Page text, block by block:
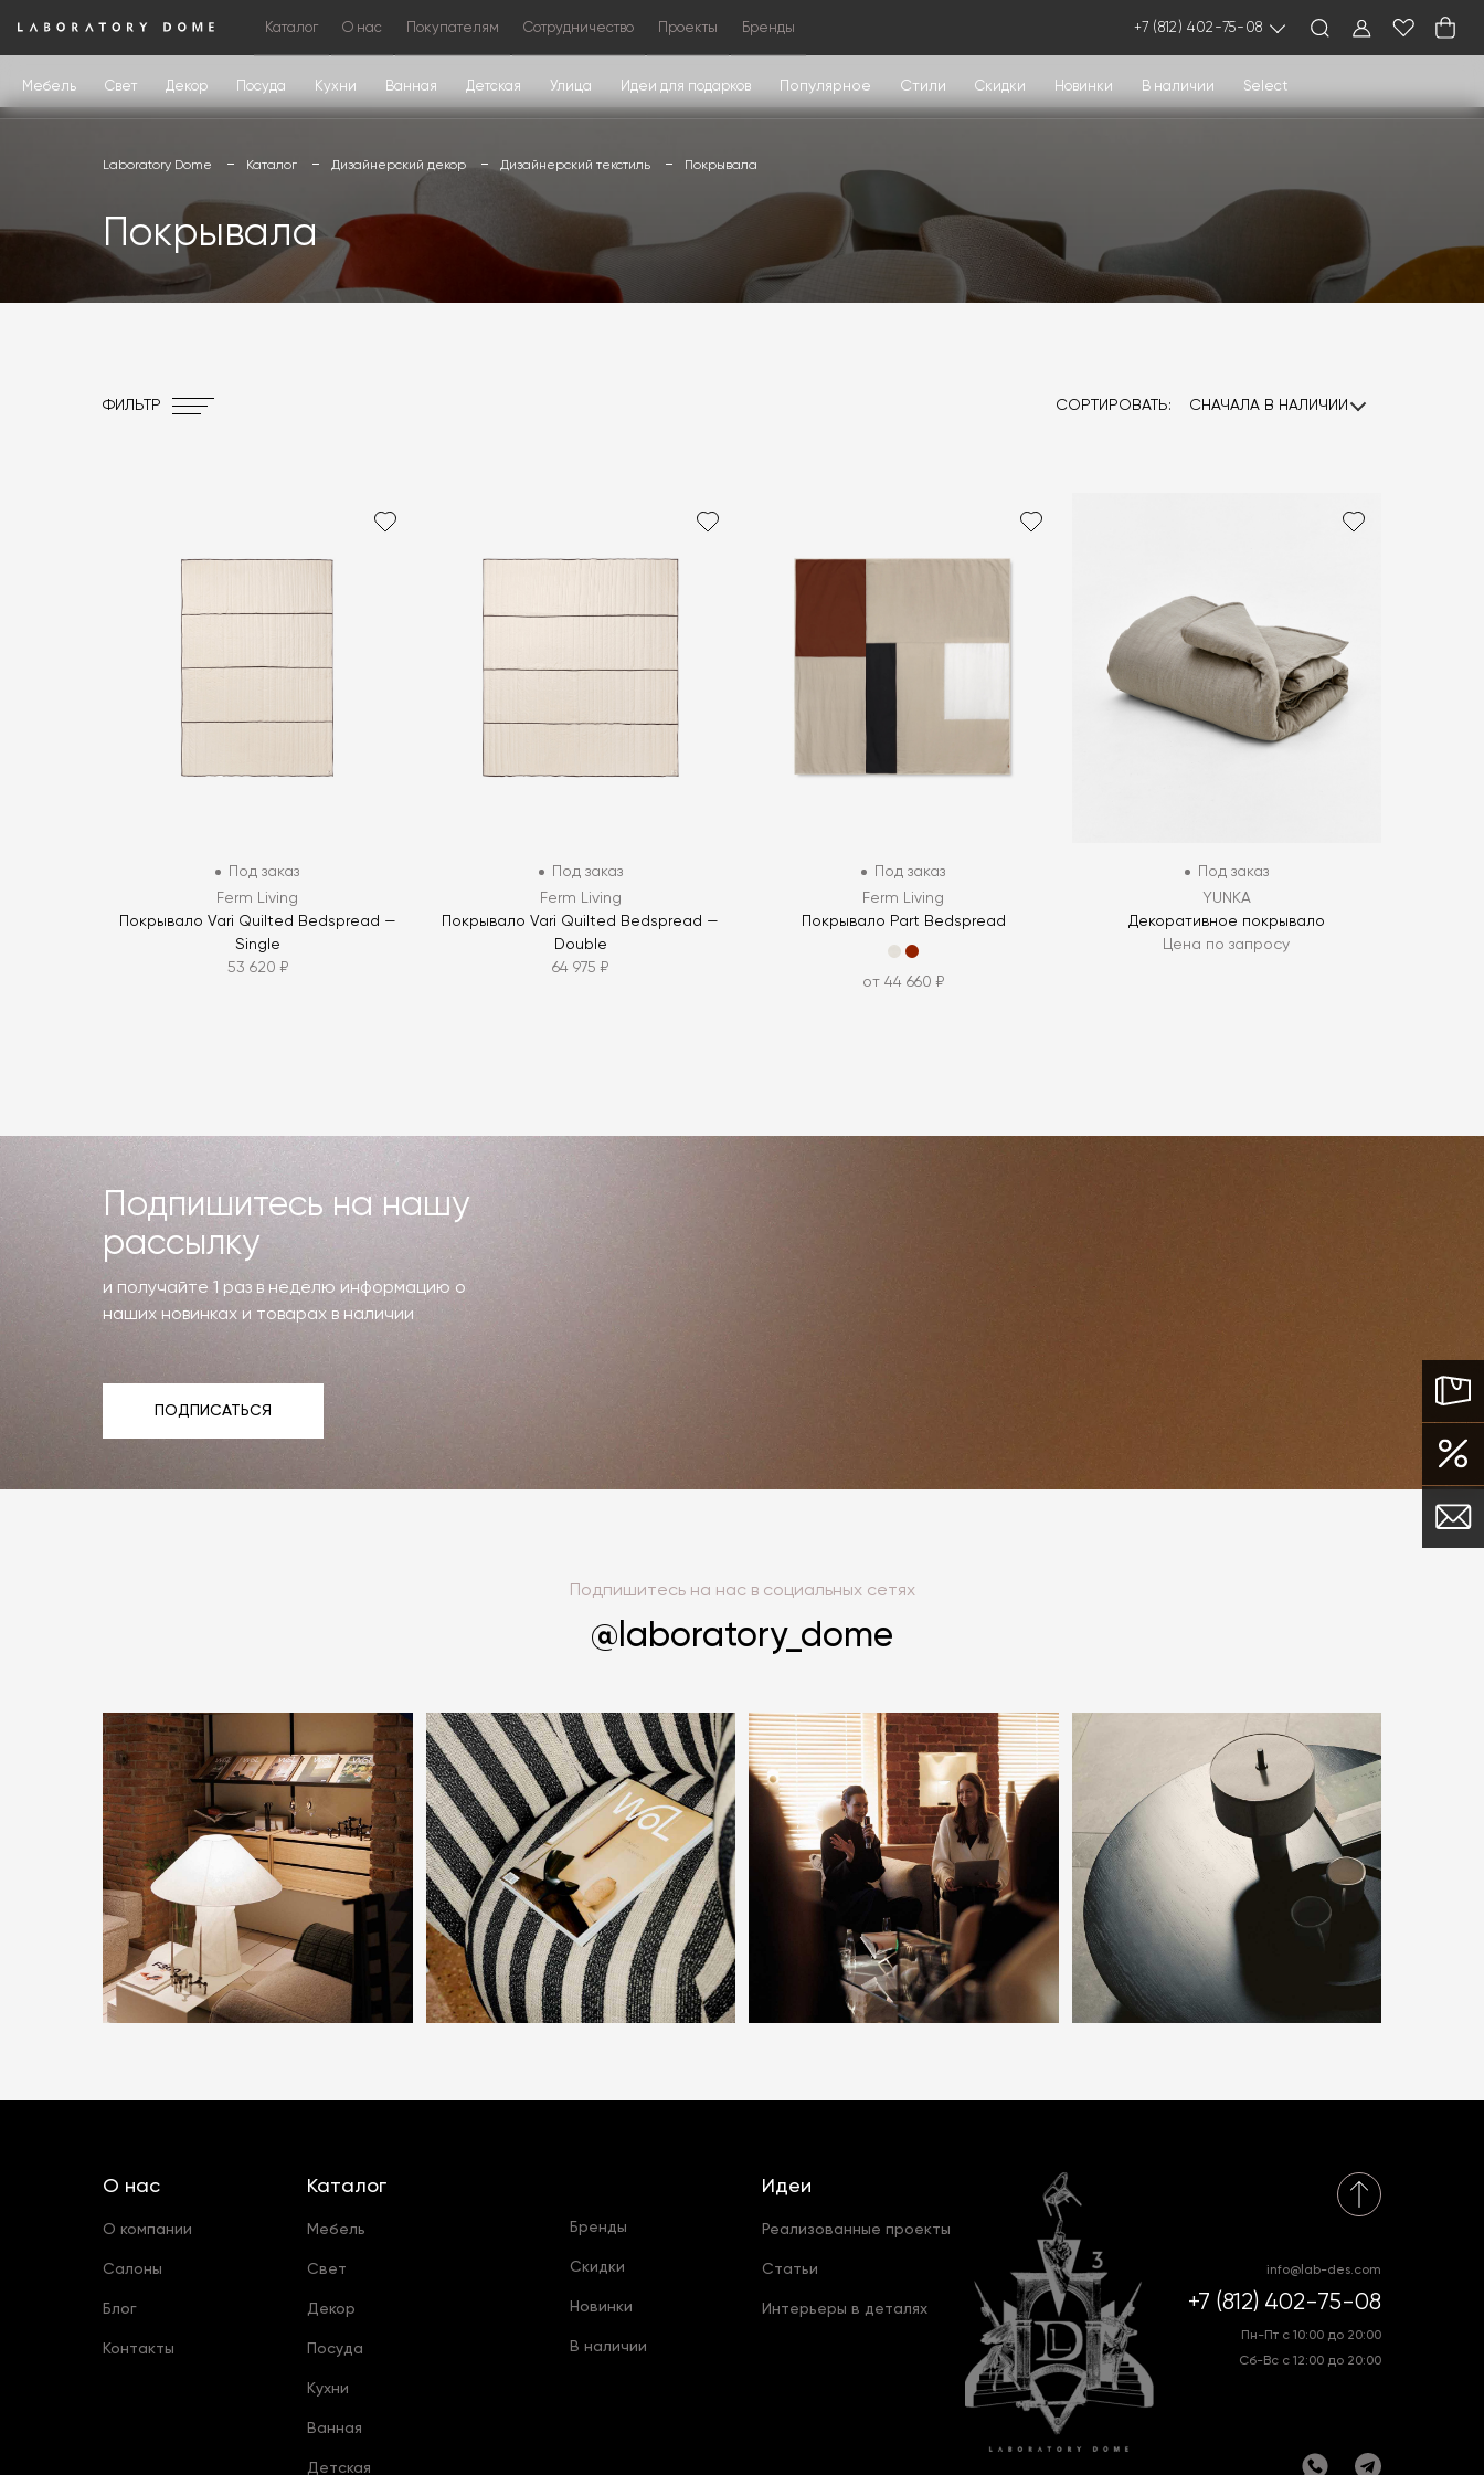
Каталог О нас Покупателям Сотрудничество Проекты Бренды +7 (812) 402-75-08
Мебель Свет Декор Посуда Кухни Ванная Детская Улица Идеи для подарков Популярное Стили Скидки Новинки В наличии Select
Laboratory Dome Каталог Дизайнерский декор Дизайнерский текстиль Покрывала
Покрывала
ФИЛЬТР СОРТИРОВАТЬ: СНАЧАЛА В НАЛИЧИИ
Под заказ
Ferm Living
Покрывало Vari Quilted Bedspread —
Single
53 620 ₽
Под заказ
Ferm Living
Покрывало Vari Quilted Bedspread —
Double
64 975 ₽
Под заказ
Ferm Living
Покрывало Part Bedspread
от 44 660 ₽
Под заказ
YUNKA
Декоративное покрывало
Цена по запросу
Подпишитесь на нашу
рассылку
и получайте 1 раз в неделю информацию о
наших новинках и товарах в наличии
ПОДПИСАТЬСЯ
Подпишитесь на нас в социальных сетях
@laboratory_dome
О нас
О компании
Салоны
Блог
Контакты
Каталог
Мебель
Свет
Декор
Посуда
Кухни
Ванная
Детская
Идеи
Реализованные проекты
Статьи
Интерьеры в деталях
Бренды
Скидки
Новинки
В наличии
info@lab-des.com
+7 (812) 402-75-08
Пн-Пт с 10:00 до 20:00
Сб-Вс с 12:00 до 20:00